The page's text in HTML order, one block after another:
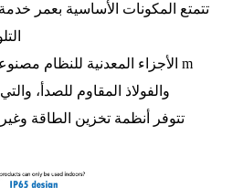
05 الأجزاء المعدنية للنظام
والفولاذ المقاوم للصدأ،